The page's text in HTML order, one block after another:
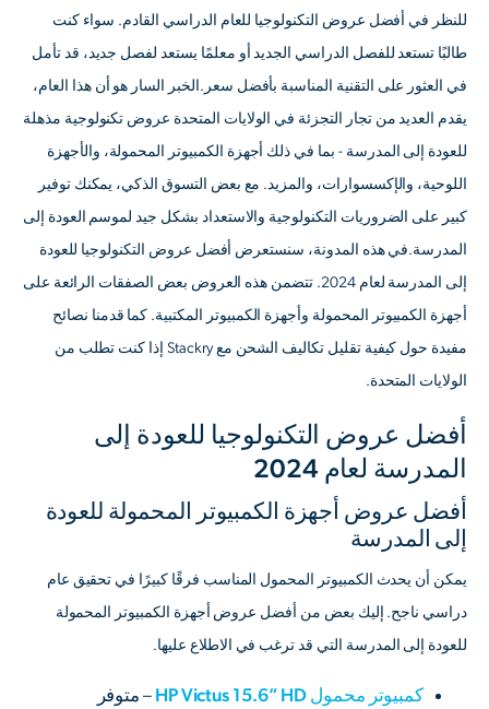
للنظر في أفضل عروض التكنولوجيا للعام الدراسي القادم. سواء كنت
طالبًا تستعد للفصل الدراسي الجديد أو معلمًا يستعد لفصل جديد، قد تأمل
في العثور على التقنية المناسبة بأفضل سعر.الخبر السار هو أن هذا العام،
يقدم العديد من تجار التجزئة في الولايات المتحدة عروض تكنولوجية مذهلة
للعودة إلى المدرسة - بما في ذلك أجهزة الكمبيوتر المحمولة، والأجهزة
اللوحية، والإكسسوارات، والمزيد. مع بعض التسوق الذكي، يمكنك توفير
كبير على الضروريات التكنولوجية والاستعداد بشكل جيد لموسم العودة إلى
المدرسة.في هذه المدونة، سنستعرض أفضل عروض التكنولوجيا للعودة
إلى المدرسة لعام 2024. تتضمن هذه العروض بعض الصفقات الرائعة على
أجهزة الكمبيوتر المحمولة وأجهزة الكمبيوتر المكتبية. كما قدمنا نصائح
مفيدة حول كيفية تقليل تكاليف الشحن مع Stackry إذا كنت تطلب من
الولايات المتحدة.
أفضل عروض التكنولوجيا للعودة إلى
المدرسة لعام 2024
أفضل عروض أجهزة الكمبيوتر المحمولة للعودة
إلى المدرسة
يمكن أن يحدث الكمبيوتر المحمول المناسب فرقًا كبيرًا في تحقيق عام
دراسي ناجح. إليك بعض من أفضل عروض أجهزة الكمبيوتر المحمولة
للعودة إلى المدرسة التي قد ترغب في الاطلاع عليها.
كمبيوتر محمول HP Victus 15.6” HD
– متوفر